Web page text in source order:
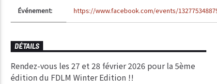
Événement: https://www.facebook.com/events/
DÉTAILS
Rendez-vous les 27 et 28 février 2026 pour la 5ème
édition du FDLM Winter Edition !!